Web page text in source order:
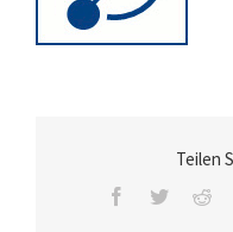
Teilen
Facebook
Twitter